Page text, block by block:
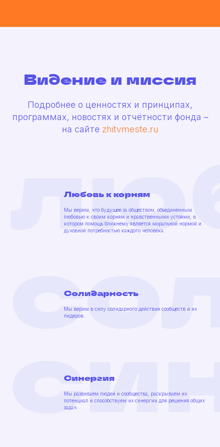
Видение и миссия
Подробнее о ценностях и принципах,
программах, новостях и отчётности фонда –
на сайте zhitvmeste.ru
Любовь к корням
Мы верим, что будущее за обществом, объединенным
любовью к своим корням и нравственными устоями, в
котором помощь ближнему является моральной нормой и
духовной потребностью каждого человека.
Солидарность
Мы верим в силу солидарного действия сообществ и их
лидеров.
Синергия
Мы развиваем людей и сообщества, раскрываем их
потенциал и способствуем их синергии для решения общих
задач.